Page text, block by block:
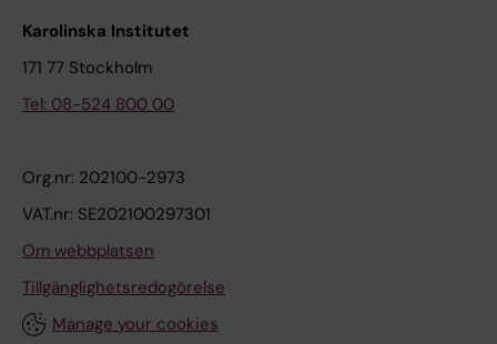
Karolinska Institutet
171 77 Stockholm
Tel: 08-524 800 00
Org.nr: 202100-2973
VAT.nr: SE202100297301
Om webbplatsen
Tillgänglighetsredogörelse
Manage your cookies